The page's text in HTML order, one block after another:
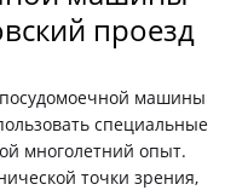
проезд
машины
специальные
многолетний опыт.
точки зрения,